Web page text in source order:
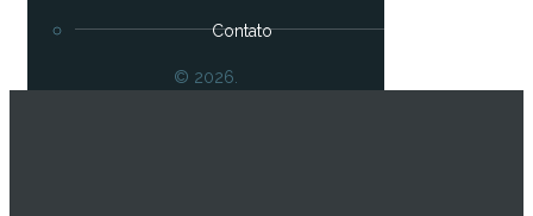
Contato
© 2026.